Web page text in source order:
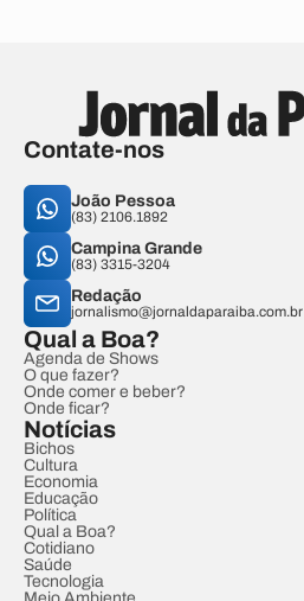
Contate-nos
João Pessoa
(83) 2106.1892
Campina Grande
(83) 3315-3204
Redação
jornalismo@jornaldaparaiba.com.br
Qual a Boa?
Agenda de Shows
O que fazer?
Onde comer e beber?
Onde ficar?
Notícias
Bichos
Cultura
Economia
Educação
Política
Qual a Boa?
Cotidiano
Saúde
Tecnologia